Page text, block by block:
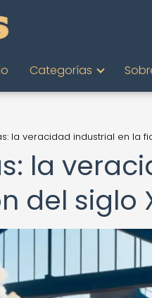
Categorías
la veracidad industrial en la
la
del siglo